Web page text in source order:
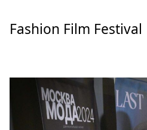
содержимому
Fashion Film Festival